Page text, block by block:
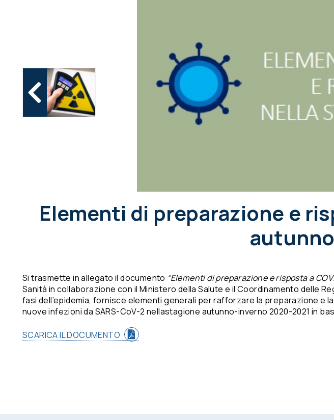
Elementi di preparazione e
Si trasmette in allegato il documento “Elementi di preparazione e risposta a
Sanità in collaborazione con il Ministero della Salute e il Coordinamento delle
fasi dell’epidemia, fornisce elementi generali per rafforzare la preparazione e
nuove infezioni da SARS-CoV-2 nellastagione autunno-inverno 2020-2021 in
SCARICA IL DOCUMENTO